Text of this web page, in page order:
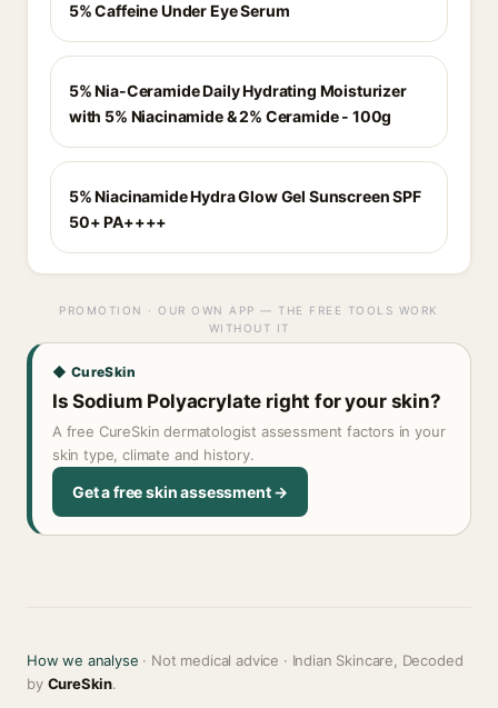
5% Caffeine Under Eye Serum
5% Nia-Ceramide Daily Hydrating Moisturizer
with 5% Niacinamide & 2% Ceramide - 100g
5% Niacinamide Hydra Glow Gel Sunscreen SPF
50+ PA++++
PROMOTION · OUR OWN APP — THE FREE TOOLS WORK
WITHOUT IT
◆ CureSkin
Is Sodium Polyacrylate right for your skin?
A free CureSkin dermatologist assessment factors in your
skin type, climate and history.
Get a free skin assessment →
How we analyse · Not medical advice · Indian Skincare, Decoded
by CureSkin.